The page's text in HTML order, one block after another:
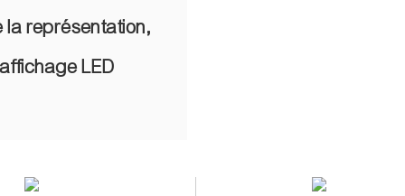
la représentation,
LED